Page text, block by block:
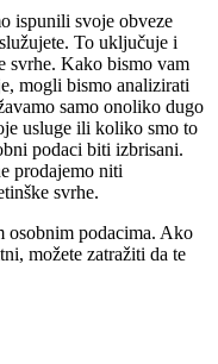
ispunili svoje obveze
To uključuje i
svrhe. Kako bismo vam
mogli bismo analizirati
samo onoliko dugo
usluge ili koliko smo to
podaci biti izbrisani.
prodajemo niti
svrhe.
osobnim podacima. Ako
možete zatražiti da te